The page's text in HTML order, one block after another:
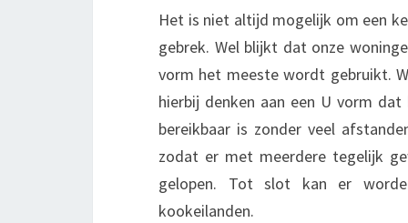
A
T
I
E
O
K
Het is niet altijd mogelijk om een
gebrek. Wel blijkt dat onze
vorm het meeste wordt gebruikt.
hierbij denken aan een U vorm
bereikbaar is zonder veel
zodat er met meerdere tegelijk
gelopen. Tot slot kan er
kookeilanden.